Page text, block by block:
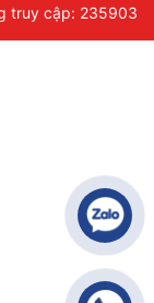
truy cập: 235903